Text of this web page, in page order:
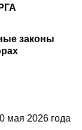
законы
мая 2026 года